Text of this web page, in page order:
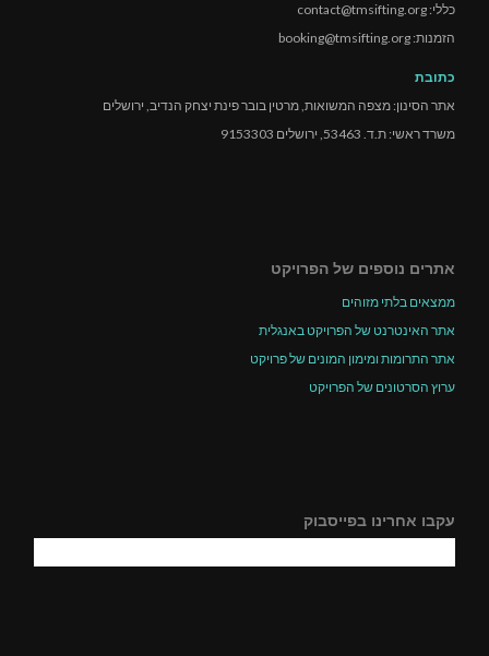
כללי: contact@tmsifting.org
הזמנות: booking@tmsifting.org
כתובת
אתר הסינון: מצפה המשואות, מרטין בובר פינת יצחק הנדיב, ירושלים
משרד ראשי: ת.ד. 53463, ירושלים 9153303
אתרים נוספים של הפרויקט
ממצאים בלתי מזוהים
אתר האינטרנט של הפרויקט באנגלית
אתר התרומות ומימון המונים של פרויקט
ערוץ הסרטונים של הפרויקט
עקבו אחרינו בפייסבוק